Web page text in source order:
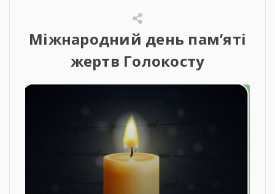
Міжнародний день пам’яті
жертв Голокосту